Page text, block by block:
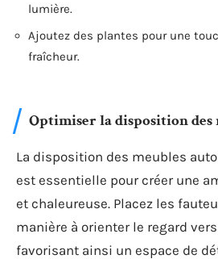
lumière.
Ajoutez des plantes pour une
fraîcheur.
Optimiser la disposition des
La disposition des meubles
est essentielle pour créer une
et chaleureuse. Placez les
manière à orienter le regard
favorisant ainsi un espace de